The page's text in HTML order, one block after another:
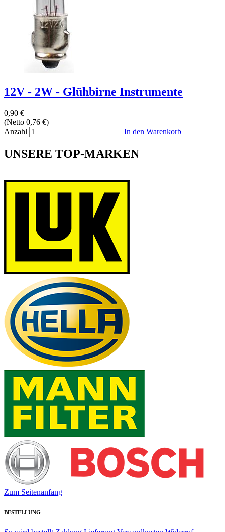
12V - 2W - Glühbirne Instrumente
0,90 €
(Netto 0,76 €)
Anzahl
In den Warenkorb
UNSERE TOP-MARKEN
Zum Seitenanfang
BESTELLUNG